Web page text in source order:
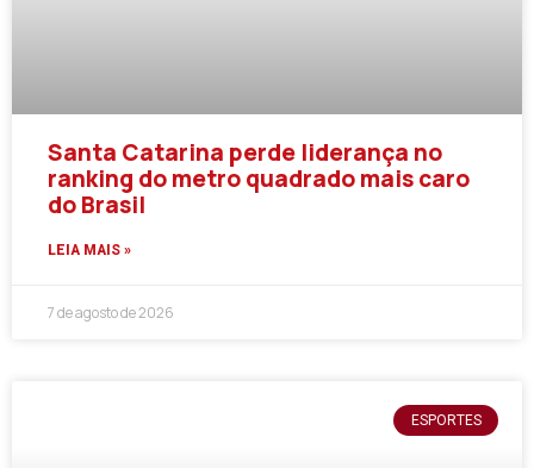
Santa Catarina perde liderança no
ranking do metro quadrado mais caro
do Brasil
LEIA MAIS »
7 de agosto de 2026
ESPORTES